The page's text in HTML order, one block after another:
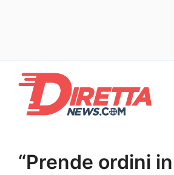
contenuto
“Prende ordini in